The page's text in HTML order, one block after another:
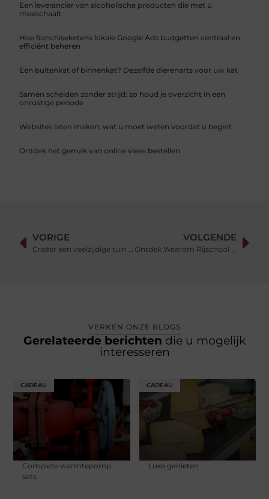
Een leverancier van alcoholische producten die met u
meeschaalt
Hoe franchiseketens lokale Google Ads budgetten centraal en
efficiënt beheren
Een buitenkat of binnenkat? Dezelfde dierenarts voor uw kat
Samen scheiden zonder strijd: zo houd je overzicht in een
onrustige periode
Websites laten maken: wat u moet weten voordat u begint
Ontdek het gemak van online vlees bestellen
VORIGE
Creëer een veelzijdige tuin met coniferen, bamboe en graszoden
VOLGENDE
Ontdek Waarom Rijschool Helmond Jouw Beste Keuze Is voor Rijlessen
VERKEN ONZE BLOGS
Gerelateerde berichten die u mogelijk
interesseren
CADEAU
Complete warmtepomp
sets
CADEAU
Luxe genieten